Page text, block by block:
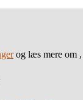
og læs mere om ,